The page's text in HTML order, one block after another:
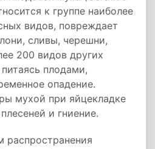
к группе наиболее
видов, повреждает
сливы, черешни,
200 видов других
плодами,
опадение.
мухой при яйцекладке
и гниение.
распространения